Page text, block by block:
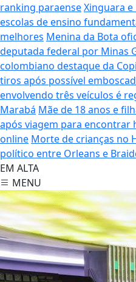
ranking paraenseXinguara
escolas de ensino
melhores Menina da Bota
deputada federal por Minas
colombiano destaque da
tiros após possível
envolvendo três veículos é
Marabá Mãe de 18 anos e
após viagem para encontrar
online Morte de crianças no
político entre Orleans e
EM ALTA
MENU